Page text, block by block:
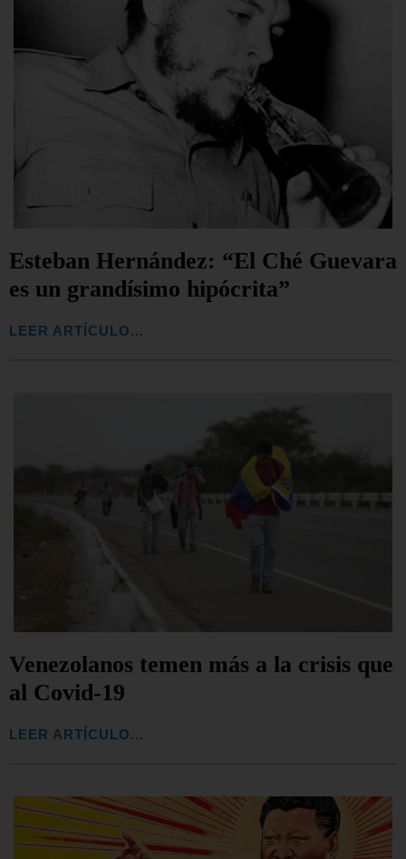
Esteban Hernández: “El Ché Guevara
es un grandísimo hipócrita”
LEER ARTÍCULO...
Venezolanos temen más a la crisis que
al Covid-19
LEER ARTÍCULO...